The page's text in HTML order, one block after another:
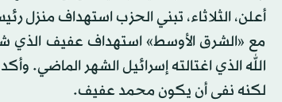
أعلن، الثلاثاء، تبني الحزب استهداف منزل
مع «الشرق الأوسط» استهداف عفيف الذي
الله الذي اغتالته إسرائيل الشهر الماضي.
لكنه نفى أن يكون محمد عفيف.